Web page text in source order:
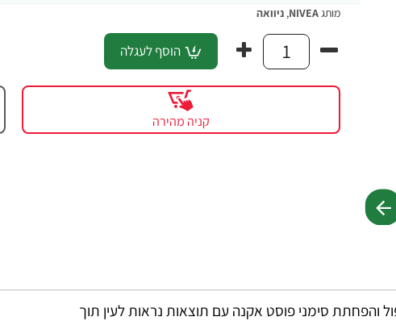
מותגNIVEA
, ניוואה
הוסף לעגלה
קניה מהירה
לטיפול והפחתת סימני פוסט אקנה עם תוצאות נראות לעין תוך